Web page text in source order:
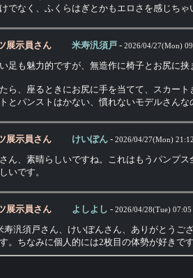
でなく、ふくらはぎとかもエロさを感じちゃ
展示員さん 米寿汎須戸 - 2026/04/27(Mon)
足も魅力的ですが、無造作に椅子とお尻に
ら、座るときにお尻に手を当てて、スカー
とパンストはかない、慣れないモデルさんな
展示員さん けいぽん - 2026/04/27(Mon)
ん、素晴らしいですね。これはもうパンプ
いです。
展示員さん よしよし - 2026/04/28(Tue) 07:05
寿汎須戸さん、けいぽんさん、ありがとうご
。ちなみに個人的には2枚目の体勢が好きで